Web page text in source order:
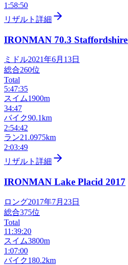
1:58:50
リザルト詳細
IRONMAN 70.3 Staffordshire
ミドル2021年6月13日
総合260位
Total
5:47:35
スイム1900m
34:47
バイク90.1km
2:54:42
ラン21.0975km
2:03:49
リザルト詳細
IRONMAN Lake Placid 2017
ロング2017年7月23日
総合375位
Total
11:39:20
スイム3800m
1:07:00
バイク180.2km